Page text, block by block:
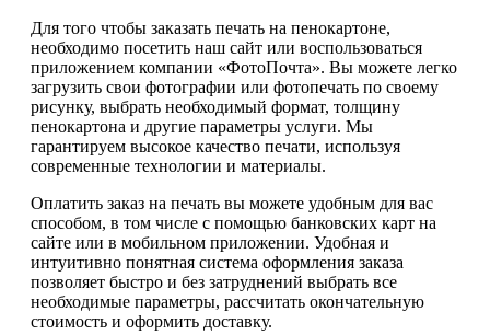
Для того чтобы заказать печать на пенокартоне,
необходимо посетить наш сайт или воспользоваться
приложением компании «ФотоПочта». Вы можете легко
загрузить свои фотографии или фотопечать по своему
рисунку, выбрать необходимый формат, толщину
пенокартона и другие параметры услуги. Мы
гарантируем высокое качество печати, используя
современные технологии и материалы.
Оплатить заказ на печать вы можете удобным для вас
способом, в том числе с помощью банковских карт на
сайте или в мобильном приложении. Удобная и
интуитивно понятная система оформления заказа
позволяет быстро и без затруднений выбрать все
необходимые параметры, рассчитать окончательную
стоимость и оформить доставку.